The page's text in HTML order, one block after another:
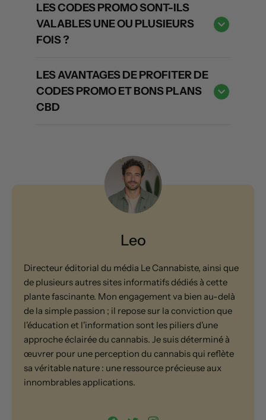
LES CODES PROMO SONT-ILS
VALABLES UNE OU PLUSIEURS
FOIS ?
LES AVANTAGES DE PROFITER DE
CODES PROMO ET BONS PLANS
CBD
Leo
Directeur éditorial du média Le Cannabiste, ainsi que
de plusieurs autres sites informatifs dédiés à cette
plante fascinante. Mon engagement va bien au-delà
de la simple passion ; il repose sur la conviction que
l'éducation et l'information sont les piliers d'une
approche éclairée du cannabis. Je suis déterminé à
œuvrer pour une perception du cannabis qui reflète
sa véritable nature : une ressource précieuse aux
innombrables applications.